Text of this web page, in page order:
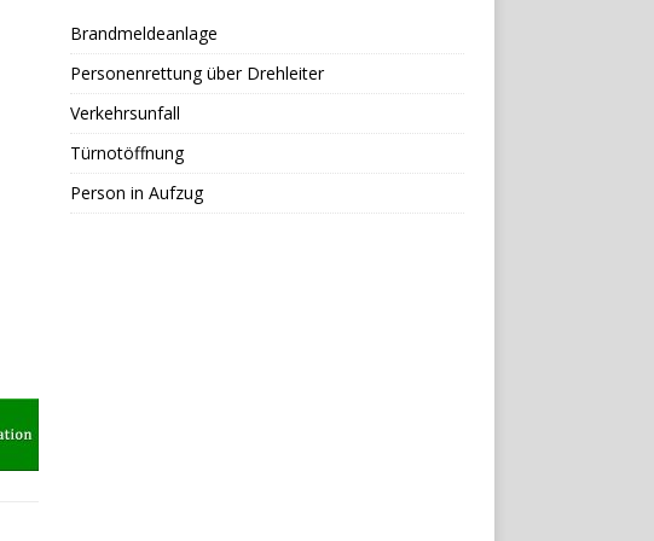
Brandmeldeanlage
Personenrettung über Drehleiter
Verkehrsunfall
Türnotöffnung
Person in Aufzug